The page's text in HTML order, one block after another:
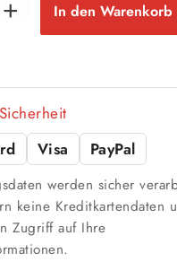
In den Warenkorb
Visa PayPal
werden sicher
keine Kreditkartendaten
Zugriff auf Ihre